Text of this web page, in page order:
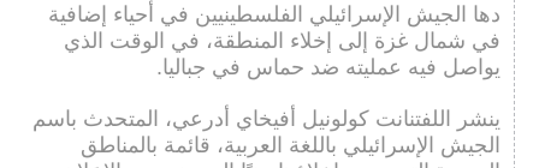
دها الجيش الإسرائيلي الفلسطينيين في أحياء إضافية
في شمال غزة إلى إخلاء المنطقة، في الوقت الذي
يواصل فيه عمليته ضد حماس في جباليا.
ينشر اللفتنانت كولونيل أفيخاي أدرعي، المتحدث باسم
الجيش الإسرائيلي باللغة العربية، قائمة بالمناطق